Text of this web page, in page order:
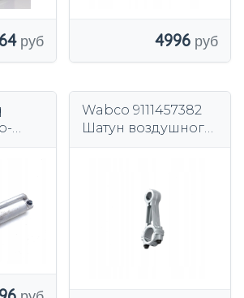
4996
Wabco 9111457382
Шатун воздушного